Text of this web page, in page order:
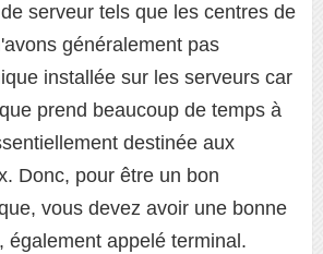
serveur tels que les centres de
généralement pas
installée sur les serveurs car
prend beaucoup de temps à
destinée aux
Donc, pour être un bon
vous devez avoir une bonne
également appelé terminal.